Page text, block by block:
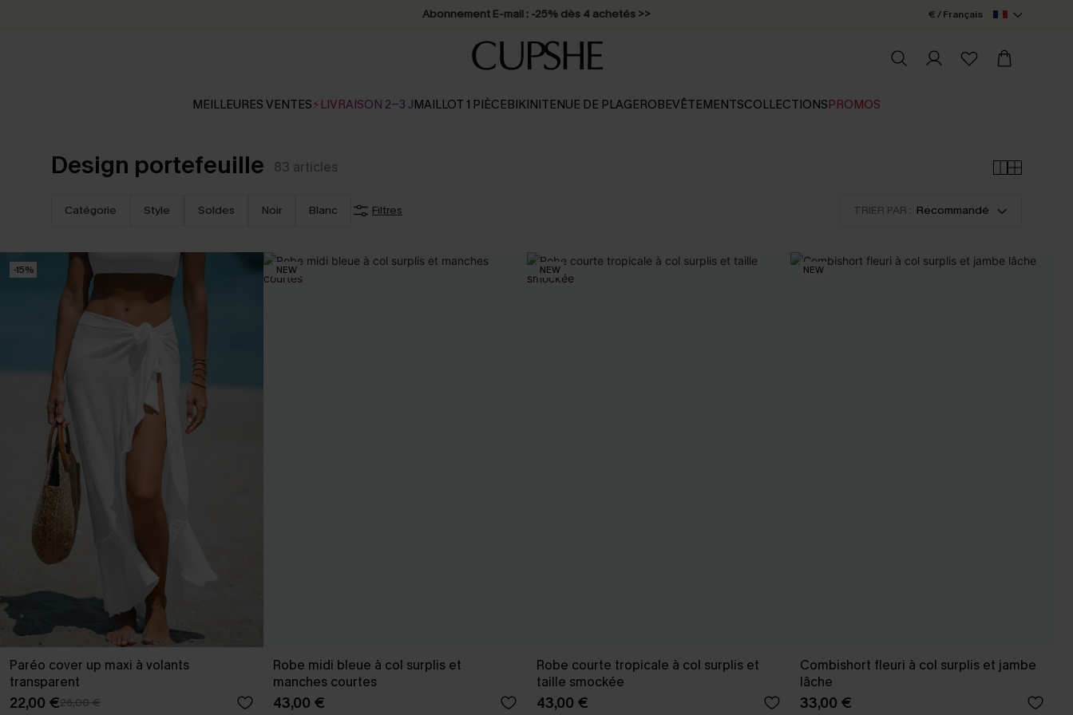
Abonnement E-mail : -25% dès 4 achetés >> € / Français
MEILLEURES VENTES⚡LIVRAISON 2-3 JMAILLOT 1 PIÈCEBIKINITENUE DE PLAGEROBEVÊTEMENTSCOLLECTIONSPROMOS
Design portefeuille 83 articles
Catégorie Style Soldes Noir Blanc Filtres TRIER PAR : Recommandé
-15%
Paréo cover up maxi à volants
transparent
22,00 €26,00 €
NEW
Robe midi bleue à col surplis et
manches courtes
43,00 €
NEW
Robe courte tropicale à col surplis et
taille smockée
43,00 €
NEW
Combishort fleuri à col surplis et jambe
lâche
33,00 €